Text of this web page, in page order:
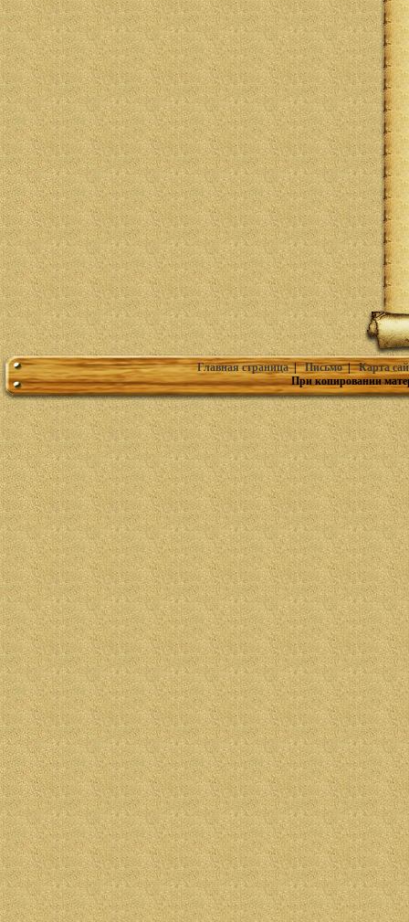
Главная страница|Письмо|Карта
При копировании